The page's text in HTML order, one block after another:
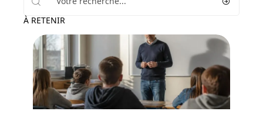
À RETENIR
Parents